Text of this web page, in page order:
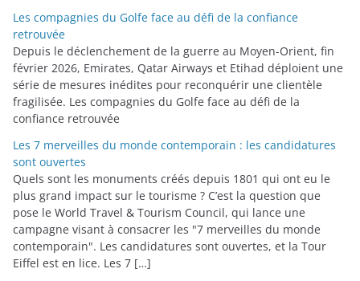
Les compagnies du Golfe face au défi de la confiance
retrouvée
Depuis le déclenchement de la guerre au Moyen-Orient, fin
février 2026, Emirates, Qatar Airways et Etihad déploient une
série de mesures inédites pour reconquérir une clientèle
fragilisée. Les compagnies du Golfe face au défi de la
confiance retrouvée
Les 7 merveilles du monde contemporain : les candidatures
sont ouvertes
Quels sont les monuments créés depuis 1801 qui ont eu le
plus grand impact sur le tourisme ? C’est la question que
pose le World Travel & Tourism Council, qui lance une
campagne visant à consacrer les "7 merveilles du monde
contemporain". Les candidatures sont ouvertes, et la Tour
Eiffel est en lice. Les 7 […]